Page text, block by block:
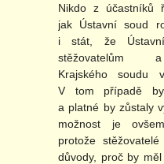
Nikdo z účastníků
jak Ústavní soud
i stát, že
Krajského soudu
V tom případě
a platné by zůstaly
možnost je
protože
důvody, proč by